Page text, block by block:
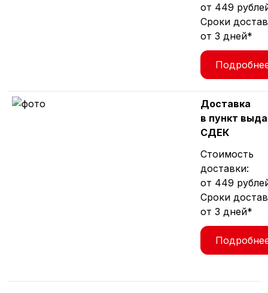
от 449
Сроки
от 3 дней*
Доставка
в пункт
СДЕК
Стоимость
доставки:
от 449
Сроки
от 3 дней*